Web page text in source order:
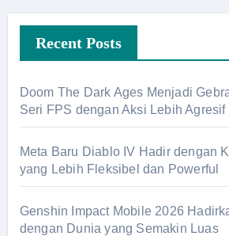
Recent Posts
Doom The Dark Ages Menjadi
Seri FPS dengan Aksi Lebih Agresif
Meta Baru Diablo IV Hadir dengan
yang Lebih Fleksibel dan Powerful
Genshin Impact Mobile 2026
dengan Dunia yang Semakin Luas